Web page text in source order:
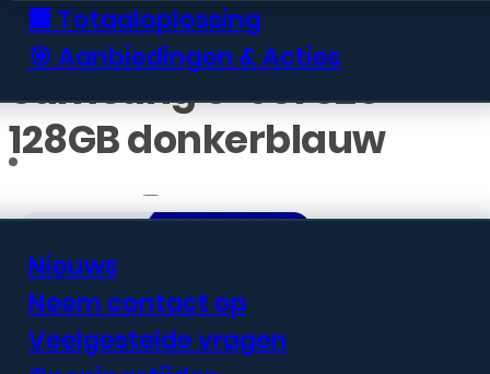
🏢 Totaaloplossing
🎯 Aanbiedingen & Acties
Nieuws
Neem contact op
Veelgestelde vragen
Samsung S-931 S25
128GB donkerblauw
€604,99